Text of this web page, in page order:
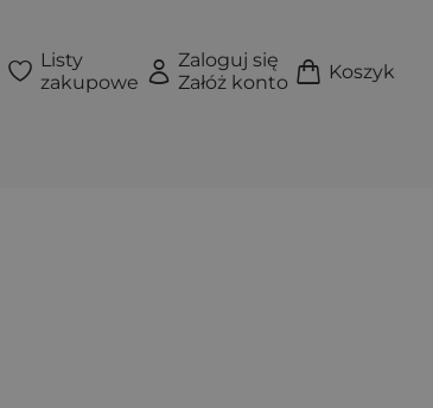
Listy
zakupowe
Zaloguj się
Załóż konto
Koszyk